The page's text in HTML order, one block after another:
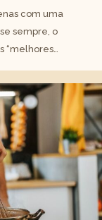
com uma
sempre, o